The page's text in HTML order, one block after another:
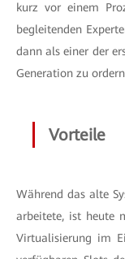
kurz vor einem
begleitenden
dann als einer der
Generation zu
Vorteile
Während das alte
arbeitete, ist heute
Virtualisierung im